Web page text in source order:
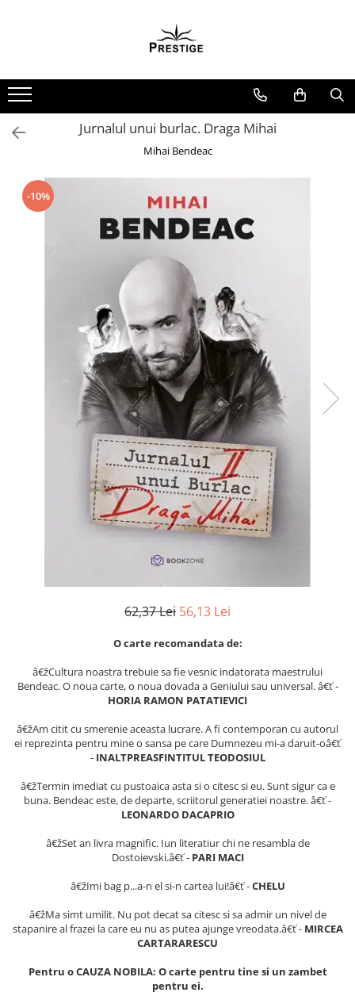
Noutati
Promotii
Pachete Speciale Carti
Arte Divinatorii
Astrologie
New Illuminati Files
Parapsihologie
Diete
Masaj
MedConnect
Medicina Pentru Toti
Terapii Alternative
AudioBook
Beletristica
Jurnalul unui burlac. Draga Mihai
Mihai Bendeac
-10%
62,37 Lei 56,13 Lei
O carte recomandata de:
â€žCultura noastra trebuie sa fie vesnic indatorata maestrului
Bendeac. O noua carte, o noua dovada a Geniului sau universal. â€ť -
HORIA RAMON PATATIEVICI
â€žAm citit cu smerenie aceasta lucrare. A fi contemporan cu autorul
ei reprezinta pentru mine o sansa pe care Dumnezeu mi-a daruit-oâ€ť
- INALTPREASFINTITUL TEODOSIUL
â€žTermin imediat cu pustoaica asta si o citesc si eu. Sunt sigur ca e
buna. Bendeac este, de departe, scriitorul generatiei noastre. â€ť -
LEONARDO DACAPRIO
â€žSet an livra magnific. Iun literatiur chi ne resambla de
Dostoievski.â€ť - PARI MACI
â€žImi bag p...a-n el si-n cartea lui!â€ť -CHELU
â€žMa simt umilit. Nu pot decat sa citesc si sa admir un nivel de
stapanire al frazei la care eu nu as putea ajunge vreodata.â€ť - MIRCEA
CARTARARESCU
Pentru o CAUZA NOBILA: O carte pentru tine si un zambet
pentru ei.